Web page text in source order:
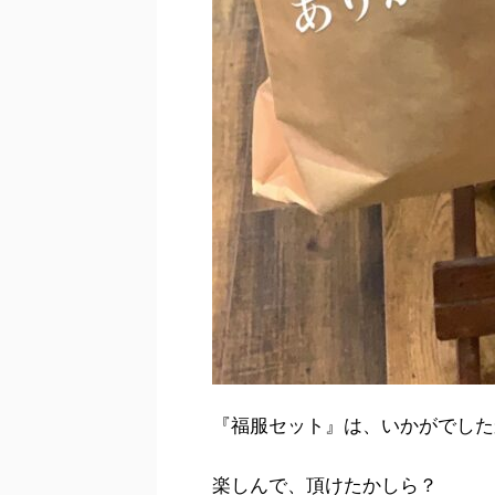
『福服セット』は、いかがでし
楽しんで、頂けたかしら？